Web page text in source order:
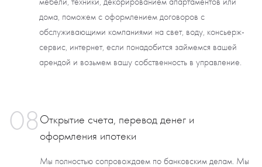
дома, поможем с оформлением договоров с
обслуживающими компаниями на свет, воду, консьерж-
сервис, интернет, если понадобится займемся вашей
арендой и возьмем вашу собственность в управление.
08 Открытие счета, перевод денег и
оформления ипотеки
Мы полностью сопровождаем по банковским делам. Мы